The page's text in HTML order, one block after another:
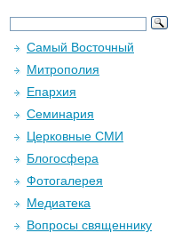
Самый Восточный
Митрополия
Епархия
Семинария
Церковные СМИ
Блогосфера
Фотогалерея
Медиатека
Вопросы священнику